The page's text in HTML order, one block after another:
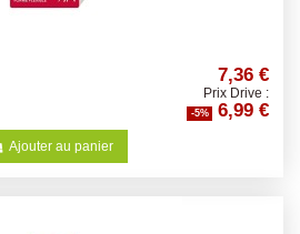
7,36 €
Prix Drive :
-5% 6,99 €
Ajouter au panier